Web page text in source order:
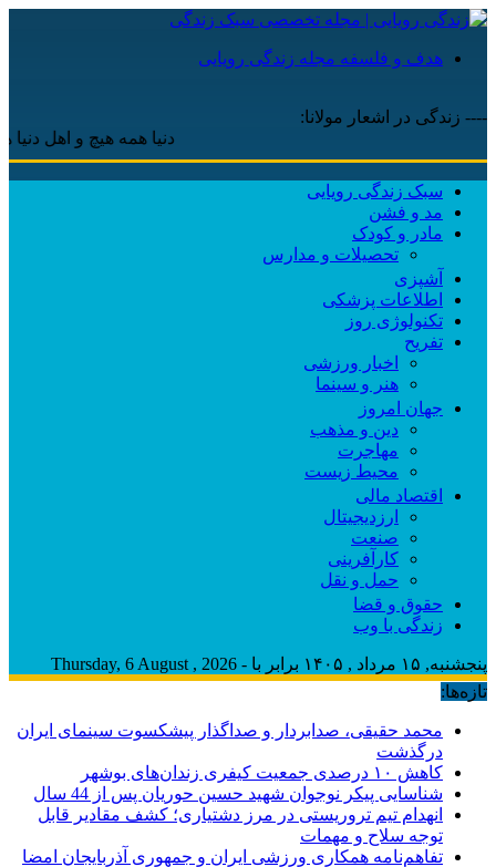
هدف و فلسفه مجله زندگی رویایی
---- زندگی در اشعار مولانا:
دنیا همه هیچ و اهل دنیا
سبک زندگی رویایی
مد و فشن
مادر و کودک
تحصیلات و مدارس
آشپزی
اطلاعات پزشکی
تکنولوژی روز
تفریح
اخبار ورزشی
هنر و سینما
جهان امروز
دین و مذهب
مهاجرت
محیط زیست
اقتصاد مالی
ارزدیجیتال
صنعت
کارآفرینی
حمل و نقل
حقوق و قضا
زندگی با وب
پنجشنبه, ۱۵ مرداد , ۱۴۰۵ برابر با - Thursday, 6 August , 2026
تازه‌ها:
محمد حقیقی، صدابردار و صداگذار پیشکسوت سینمای ایران
درگذشت
کاهش ۱۰ درصدی جمعیت کیفری زندان‌های بوشهر
شناسایی پیکر نوجوان شهید حسین حوریان پس از 44 سال
انهدام تیم تروریستی در مرز دشتیاری؛ کشف مقادیر قابل
توجه سلاح و مهمات
تفاهم‌نامه همکاری ورزشی ایران و جمهوری آذربایجان امضا